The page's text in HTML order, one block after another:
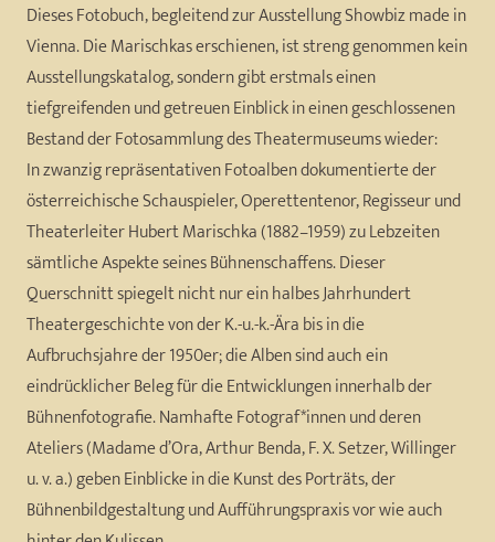
Dieses Fotobuch, begleitend zur Ausstellung Showbiz made in
Vienna. Die Marischkas erschienen, ist streng genommen kein
Ausstellungskatalog, sondern gibt erstmals einen
tiefgreifenden und getreuen Einblick in einen geschlossenen
Bestand der Fotosammlung des Theatermuseums wieder:
In zwanzig repräsentativen Fotoalben dokumentierte der
österreichische Schauspieler, Operettentenor, Regisseur und
Theaterleiter Hubert Marischka (1882–1959) zu Lebzeiten
sämtliche Aspekte seines Bühnenschaffens. Dieser
Querschnitt spiegelt nicht nur ein halbes Jahrhundert
Theatergeschichte von der K.-u.-k.-Ära bis in die
Aufbruchsjahre der 1950er; die Alben sind auch ein
eindrücklicher Beleg für die Entwicklungen innerhalb der
Bühnenfotografie. Namhafte Fotograf*innen und deren
Ateliers (Madame d’Ora, Arthur Benda, F. X. Setzer, Willinger
u. v. a.) geben Einblicke in die Kunst des Porträts, der
Bühnenbildgestaltung und Aufführungspraxis vor wie auch